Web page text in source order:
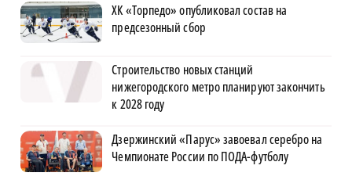
ХК «Торпедо» опубликовал состав на
предсезонный сбор
Строительство новых станций
нижегородского метро планируют закончить
к 2028 году
Дзержинский «Парус» завоевал серебро на
Чемпионате России по ПОДА-футболу